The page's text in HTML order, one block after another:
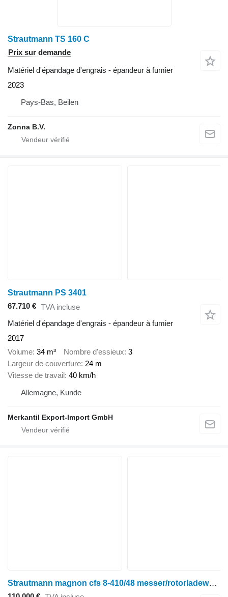
Strautmann TS 160 C
Prix sur demande
Matériel d'épandage d'engrais - épandeur à fumier
2023
Pays-Bas, Beilen
Zonna B.V.
Strautmann PS 3401
67.710 € TVA incluse
Matériel d'épandage d'engrais - épandeur à fumier
2017
Volume 34 m³ Nombre d'essieux 3
Largeur de couverture 24 m
Vitesse de travail 40 km/h
Allemagne, Kunde
Merkantil Export-Import GmbH
Strautmann magnon cfs 8-410/48 messer/rotorladewagen